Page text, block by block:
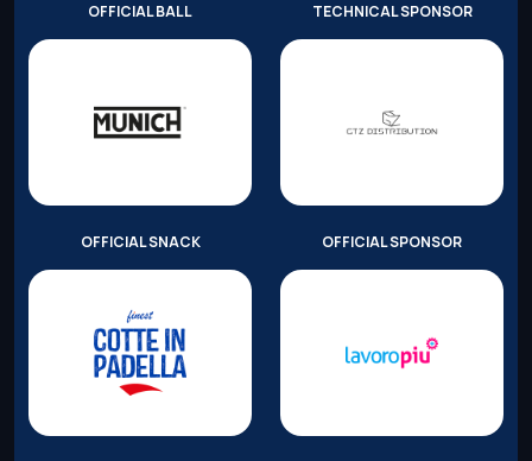
OFFICIAL BALL TECHNICAL SPONSOR
OFFICIAL SNACK OFFICIAL SPONSOR